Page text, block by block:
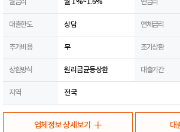
월금리 월 1%~1.6% 연금리
대출한도 상담 연체금리
추가비용 무 조기상환
상환방식 원리금균등상환 대출기간
지역 전국
업체정보 상세보기 대